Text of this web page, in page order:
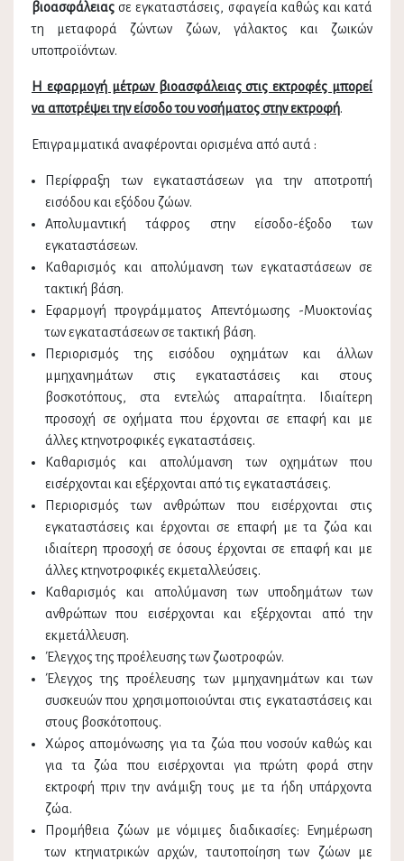
βιοασφάλειας σε εγκαταστάσεις, σφαγεία καθώς και κατά
τη μεταφορά ζώντων ζώων, γάλακτος και ζωικών
υποπροϊόντων.
Η εφαρμογή μέτρων βιοασφάλειας στις εκτροφές µπορεί
να αποτρέψει την είσοδο του νοσήματος στην εκτροφή.
Επιγραμματικά αναφέρονται ορισμένα από αυτά :
Περίφραξη των εγκαταστάσεων για την αποτροπή
εισόδου και εξόδου ζώων.
Απολυμαντική τάφρος στην είσοδο-έξοδο των
εγκαταστάσεων.
Καθαρισµός και απολύμανση των εγκαταστάσεων σε
τακτική βάση.
Εφαρμογή προγράμματος Απεντόμωσης -Μυοκτονίας
των εγκαταστάσεων σε τακτική βάση.
Περιορισμός της εισόδου οχημάτων και άλλων
µμηχανημάτων στις εγκαταστάσεις και στους
βοσκοτόπους, στα εντελώς απαραίτητα. Ιδιαίτερη
προσοχή σε οχήµατα που έρχονται σε επαφή και µε
άλλες κτηνοτροφικές εγκαταστάσεις.
Καθαρισµός και απολύμανση των οχημάτων που
εισέρχονται και εξέρχονται από τις εγκαταστάσεις.
Περιορισμός των ανθρώπων που εισέρχονται στις
εγκαταστάσεις και έρχονται σε επαφή µε τα ζώα και
ιδιαίτερη προσοχή σε όσους έρχονται σε επαφή και µε
άλλες κτηνοτροφικές εκμεταλλεύσεις.
Καθαρισµός και απολύµανση των υποδημάτων των
ανθρώπων που εισέρχονται και εξέρχονται από την
εκμετάλλευση.
Έλεγχος της προέλευσης των ζωοτροφών.
Έλεγχος της προέλευσης των µμηχανημάτων και των
συσκευών που χρησιμοποιούνται στις εγκαταστάσεις και
στους βοσκότοπους.
Χώρος αποµόνωσης για τα ζώα που νοσούν καθώς και
για τα ζώα που εισέρχονται για πρώτη φορά στην
εκτροφή πριν την ανάμιξη τους µε τα ήδη υπάρχοντα
ζώα.
Προµήθεια ζώων µε νόµιµες διαδικασίες: Ενημέρωση
των κτηνιατρικών αρχών, ταυτοποίηση των ζώων µε